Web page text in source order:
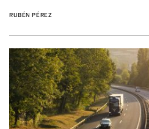
RUBÉN PÉREZ